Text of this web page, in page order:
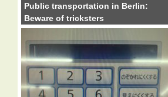
Public transportation in Berlin:
Beware of tricksters